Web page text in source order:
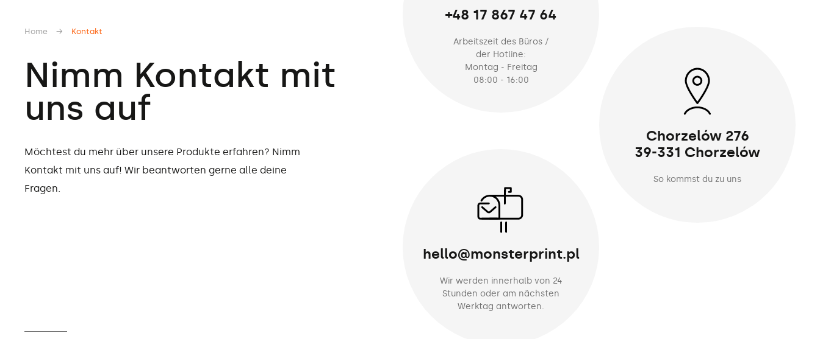
Home → Kontakt
Nimm Kontakt mit
uns auf
Möchtest du mehr über unsere Produkte erfahren? Nimm
Kontakt mit uns auf! Wir beantworten gerne alle deine
Fragen.
+48 17 867 47 64
Arbeitszeit des Büros /
der Hotline:
Montag - Freitag
08:00 - 16:00
Chorzelów 276
39-331 Chorzelów
So kommst du zu uns
hello@monsterprint.pl
Wir werden innerhalb von 24
Stunden oder am nächsten
Werktag antworten.